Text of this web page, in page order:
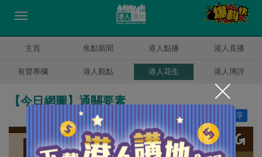
主頁 焦點新聞 港人點播 港人直播
有聲專欄 港人觀點 港人花生 港人博評
【今日網圖】通關要素
分享
讚好